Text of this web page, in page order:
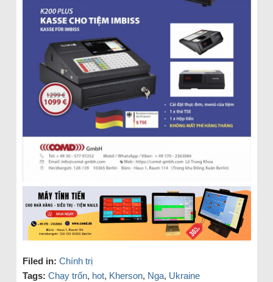
Filed in: Chính trị
Tags: Chạy trốn, hot, Kherson, Nga, Ukraine